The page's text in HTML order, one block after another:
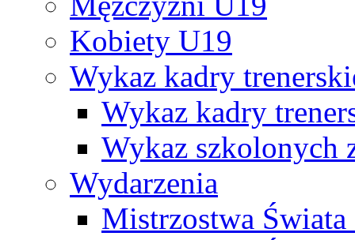
Kobiety U19
Wykaz kadry
Wykaz kadry
Wykaz szkolonych
Wydarzenia
Mistrzostwa